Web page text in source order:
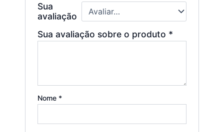
Sua
avaliação
Sua avaliação sobre o produto *
Nome *